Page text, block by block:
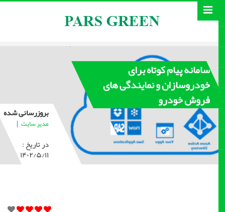
سامانه پیام کوتاه برای
خودروسازان و نمایندگی های
فروش خودرو
بروزرسانی شده
مدیر سایت |
در تاریخ :
۱۴۰۲/۵/۱۱